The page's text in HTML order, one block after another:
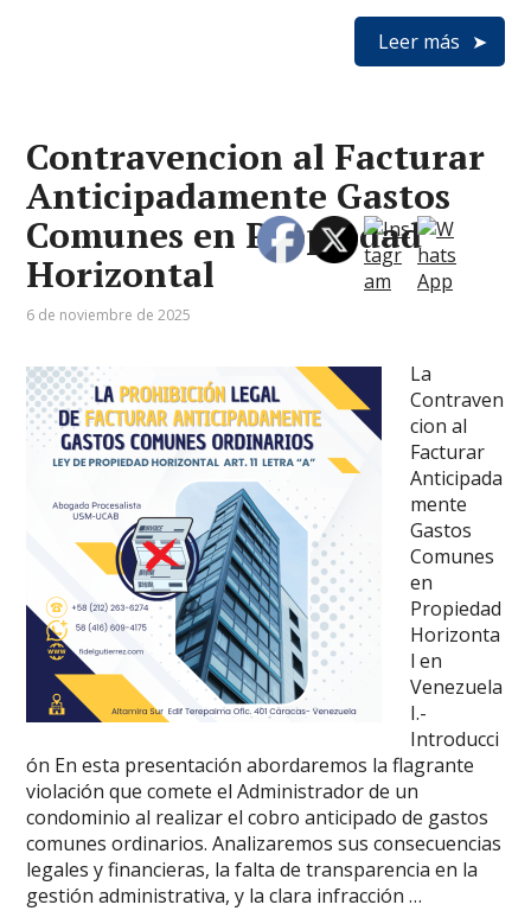
Leer más
Contravencion al Facturar
Anticipadamente Gastos
Comunes en Propiedad
Horizontal
6 de noviembre de 2025
La
Contraven
cion al
Facturar
Anticipada
mente
Gastos
Comunes
en
Propiedad
Horizonta
l en
Venezuela
I.-
Introducci
ón En esta presentación abordaremos la flagrante
violación que comete el Administrador de un
condominio al realizar el cobro anticipado de gastos
comunes ordinarios. Analizaremos sus consecuencias
legales y financieras, la falta de transparencia en la
gestión administrativa, y la clara infracción …